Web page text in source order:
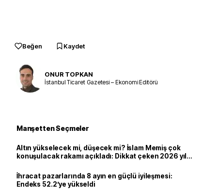
Beğen Kaydet
ONUR TOPKAN
İstanbul Ticaret Gazetesi – Ekonomi Editörü
Manşetten Seçmeler
Altın yükselecek mi, düşecek mi? İslam Memiş çok
konuşulacak rakamı açıkladı: Dikkat çeken 2026 yıl
İhracat pazarlarında 8 ayın en güçlü iyileşmesi:
Endeks 52.2’ye yükseldi